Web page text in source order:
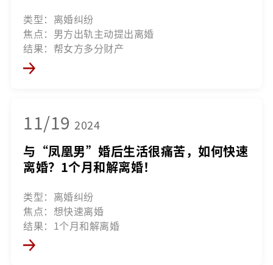
类型：离婚纠纷
焦点：男方出轨主动提出离婚
结果：帮女方多分财产
11/19 2024
与“凤凰男”婚后生活很痛苦，如何快速
离婚？1个月和解离婚！
类型：离婚纠纷
焦点：想快速离婚
结果：1个月和解离婚